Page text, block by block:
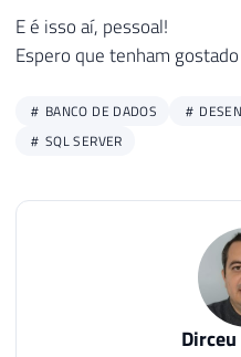
E é isso aí, pessoal!
Espero que tenham
BANCO DE DADOS
SQL SERVER